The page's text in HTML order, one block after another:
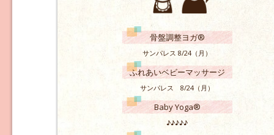
骨盤調整ヨガ®
サンパレス 8/24（月）
ふれあいベビーマッサージ
サンパレス 8/24（月）
Baby Yoga®
♪♪♪♪♪